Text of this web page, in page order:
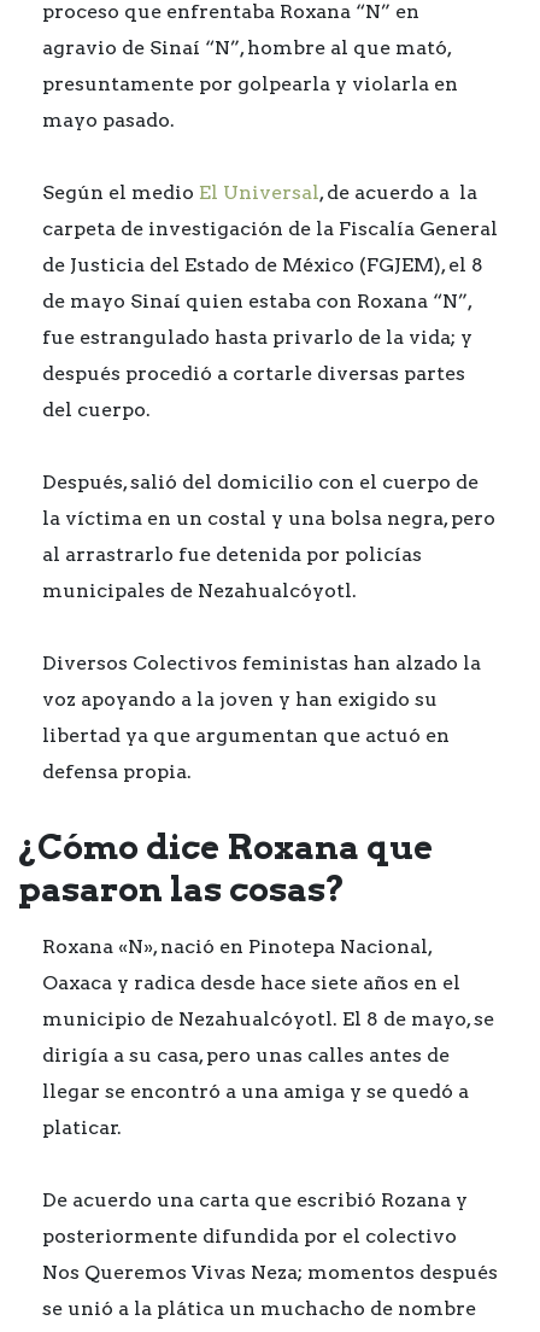
proceso que enfrentaba Roxana “N” en
agravio de Sinaí “N”, hombre al que mató,
presuntamente por golpearla y violarla en
mayo pasado.
Según el medio El Universal, de acuerdo a la
carpeta de investigación de la Fiscalía General
de Justicia del Estado de México (FGJEM), el 8
de mayo Sinaí quien estaba con Roxana “N”,
fue estrangulado hasta privarlo de la vida; y
después procedió a cortarle diversas partes
del cuerpo.
Después, salió del domicilio con el cuerpo de
la víctima en un costal y una bolsa negra, pero
al arrastrarlo fue detenida por policías
municipales de Nezahualcóyotl.
Diversos Colectivos feministas han alzado la
voz apoyando a la joven y han exigido su
libertad ya que argumentan que actuó en
defensa propia.
¿Cómo dice Roxana que
pasaron las cosas?
Roxana «N», nació en Pinotepa Nacional,
Oaxaca y radica desde hace siete años en el
municipio de Nezahualcóyotl. El 8 de mayo, se
dirigía a su casa, pero unas calles antes de
llegar se encontró a una amiga y se quedó a
platicar.
De acuerdo una carta que escribió Rozana y
posteriormente difundida por el colectivo
Nos Queremos Vivas Neza; momentos después
se unió a la plática un muchacho de nombre